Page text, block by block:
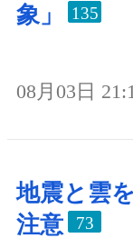
象」
135
08月03日
地震と雲
注意
73